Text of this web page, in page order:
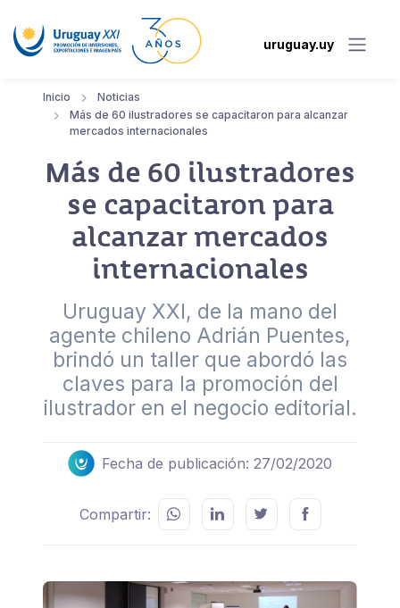
uruguay.uy
Inicio
Noticias
Más de 60 ilustradores se capacitaron para alcanzar
mercados internacionales
Más de 60 ilustradores
se capacitaron para
alcanzar mercados
internacionales
Uruguay XXI, de la mano del
agente chileno Adrián Puentes,
brindó un taller que abordó las
claves para la promoción del
ilustrador en el negocio editorial.
Fecha de publicación: 27/02/2020
Compartir: